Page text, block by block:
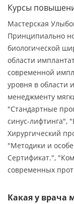
Курсы
Мастерская
Принципиально
биологической
области
современной
уровня в области
менеджменту
"Стандартные
синус-лифтинга",
Хирургический
"Методики и
Сертификат.",
современных
Какая у врача